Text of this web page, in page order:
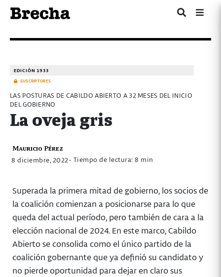
EDICIÓN 1933
SUSCRIPTORES
LAS POSTURAS DE CABILDO ABIERTO A 32 MESES DEL INICIO
DEL GOBIERNO
La oveja gris
Mauricio Pérez
8 diciembre, 2022- Tiempo de lectura: 8 min
Superada la primera mitad de gobierno, los socios de
la coalición comienzan a posicionarse para lo que
queda del actual período, pero también de cara a la
elección nacional de 2024. En este marco, Cabildo
Abierto se consolida como el único partido de la
coalición gobernante que ya definió su candidato y
no pierde oportunidad para dejar en claro sus